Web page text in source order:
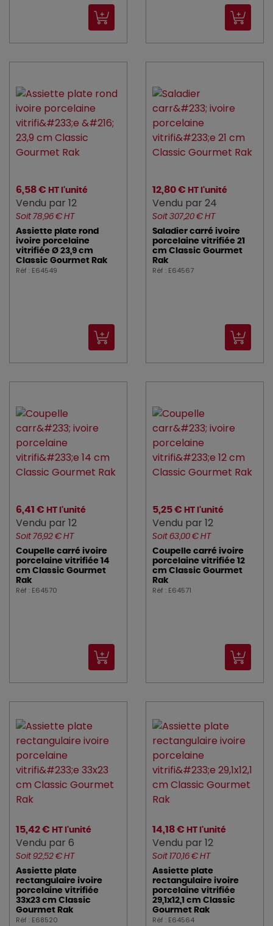
6,58 € HT l'unité
Vendu par 12
Soit 78,96 € HT
Assiette plate rond
ivoire porcelaine
vitrifiée Ø 23,9 cm
Classic Gourmet Rak
Réf : E64549
12,80 € HT l'unité
Vendu par 24
Soit 307,20 € HT
Saladier carré ivoire
porcelaine vitrifiée 21
cm Classic Gourmet
Rak
Réf : E64567
6,41 € HT l'unité
Vendu par 12
Soit 76,92 € HT
Coupelle carré ivoire
porcelaine vitrifiée 14
cm Classic Gourmet
Rak
Réf : E64570
5,25 € HT l'unité
Vendu par 12
Soit 63,00 € HT
Coupelle carré ivoire
porcelaine vitrifiée 12
cm Classic Gourmet
Rak
Réf : E64571
15,42 € HT l'unité
Vendu par 6
Soit 92,52 € HT
Assiette plate
rectangulaire ivoire
porcelaine vitrifiée
33x23 cm Classic
Gourmet Rak
Réf : E68520
14,18 € HT l'unité
Vendu par 12
Soit 170,16 € HT
Assiette plate
rectangulaire ivoire
porcelaine vitrifiée
29,1x12,1 cm Classic
Gourmet Rak
Réf : E64564